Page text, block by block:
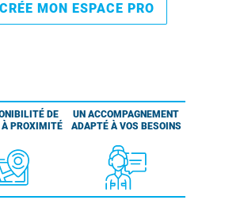
MON ESPACE PRO
DE
À PROXIMITÉ
UN ACCOMPAGNEMENT
ADAPTÉ À VOS BESOINS